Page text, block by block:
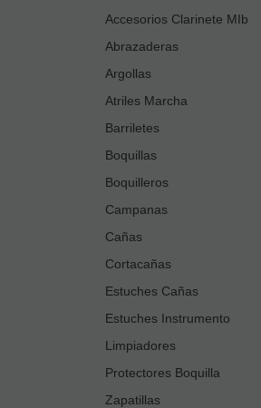
Accesorios Clarinete MIb
Abrazaderas
Argollas
Atriles Marcha
Barriletes
Boquillas
Boquilleros
Campanas
Cañas
Cortacañas
Estuches Cañas
Estuches Instrumento
Limpiadores
Protectores Boquilla
Zapatillas